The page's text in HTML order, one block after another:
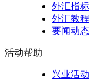
外汇指标
外汇教程
要闻动态
活动帮助
兴业活动